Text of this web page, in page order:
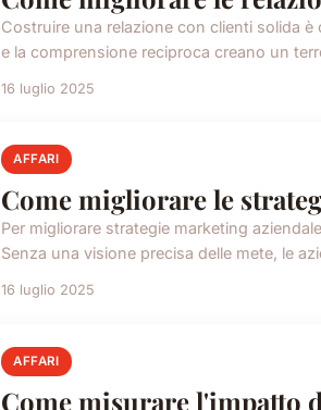
Costruire una relazione con clienti solida
e la comprensione reciproca creano un
16 luglio 2025
AFFARI
Come migliorare le
Per migliorare strategie marketing
Senza una visione precisa delle mete, le
16 luglio 2025
AFFARI
Come misurare l'impatto